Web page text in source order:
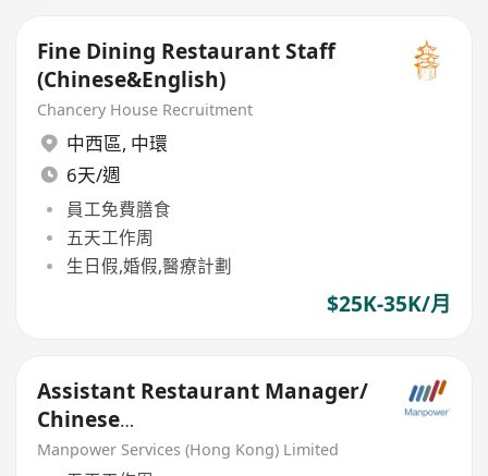
Fine Dining Restaurant Staff
(Chinese&English)
Chancery House Recruitment
中西區, 中環
6天/週
員工免費膳食
五天工作周
生日假,婚假,醫療計劃
$25K-35K/月
Assistant Restaurant Manager/
Chinese
cuisine/Finedining/Clubhouse&
Manpower Services (Hong Kong) Limited